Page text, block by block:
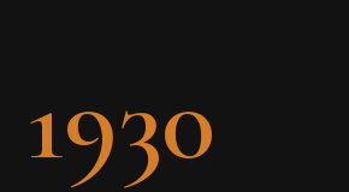
1930